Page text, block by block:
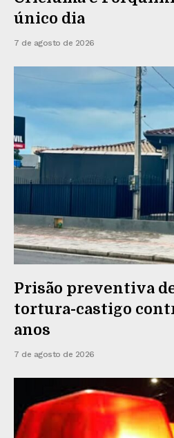
único dia
7 de agosto de 2026
Prisão preventiva
tortura-castigo
anos
7 de agosto de 2026